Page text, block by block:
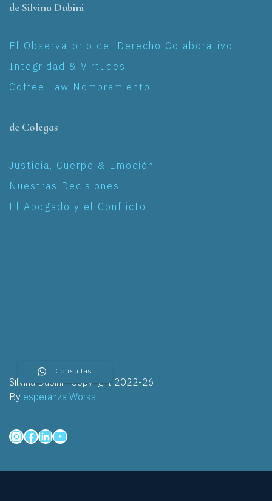
de Silvina Dubini
El Observatorio del Derecho Colaborativo
Integridad & Virtudes
Coffee Law Nombramiento
de Colegas
Justicia, Cuerpo & Emoción
Nuestras Decisiones
El Abogado y el Conflicto
Silvina Dubini | Copyright 2022-26
Byesperanza Works
Consultas